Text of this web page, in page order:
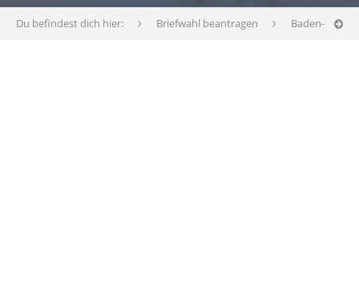
Du befindest dich hier: Briefwahl beantragen Baden-